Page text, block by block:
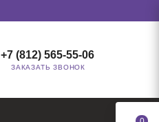
+7 (812) 565-55-06
ЗАКАЗАТЬ ЗВОНОК